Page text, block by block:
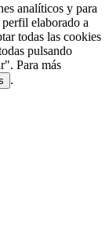
analíticos y para
elaborado a
todas las cookies
pulsando
Para más
.